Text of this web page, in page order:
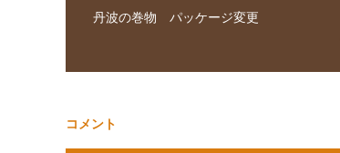
丹波の巻物 パッケージ変更
コメント